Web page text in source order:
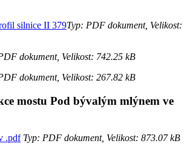
silnice II 379Typ: PDF dokument, Velikost:
dokument, Velikost: 742.25 kB
dokument, Velikost: 267.82 kB
mostu Pod bývalým mlýnem ve
.pdfTyp: PDF dokument, Velikost: 873.07 kB